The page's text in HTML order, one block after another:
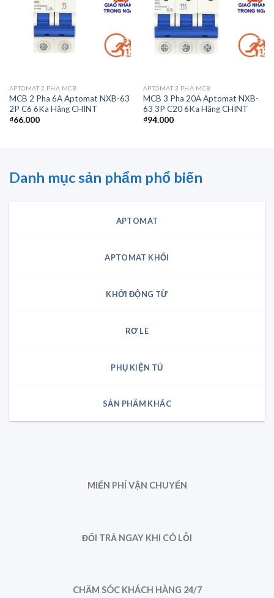
APTOMAT 2 PHA MCB
MCB 2 Pha 6A Aptomat NXB-63
2P C6 6Ka Hãng CHINT
₫66.000
APTOMAT 3 PHA MCB
MCB 3 Pha 20A Aptomat NXB-
63 3P C20 6Ka Hãng CHINT
₫94.000
Danh mục sản phẩm phổ biến
APTOMAT
APTOMAT KHỐI
KHỞI ĐỘNG TỪ
RƠ LE
PHỤ KIỆN TỦ
SẢN PHẨM KHÁC
MIẾN PHÍ VẬN CHUYỂN
ĐỔI TRẢ NGAY KHI CÓ LỖI
CHĂM SÓC KHÁCH HÀNG 24/7